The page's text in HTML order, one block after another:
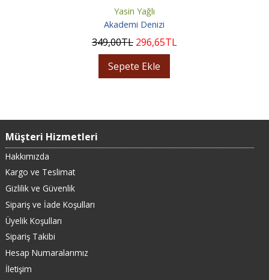
Yasin Yağlı
Akademi Denizi
349,00TL 296,65TL
Sepete Ekle
Müşteri Hizmetleri
Hakkımızda
Kargo ve Teslimat
Gizlilik ve Güvenlik
Sipariş ve İade Koşulları
Üyelik Koşulları
Sipariş Takibi
Hesap Numaralarımız
İletişim